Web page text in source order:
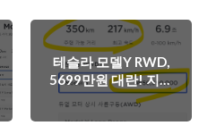
테슬라 모델Y RWD,
5699만원 대란! 지역
별 보조금 확인하고 전